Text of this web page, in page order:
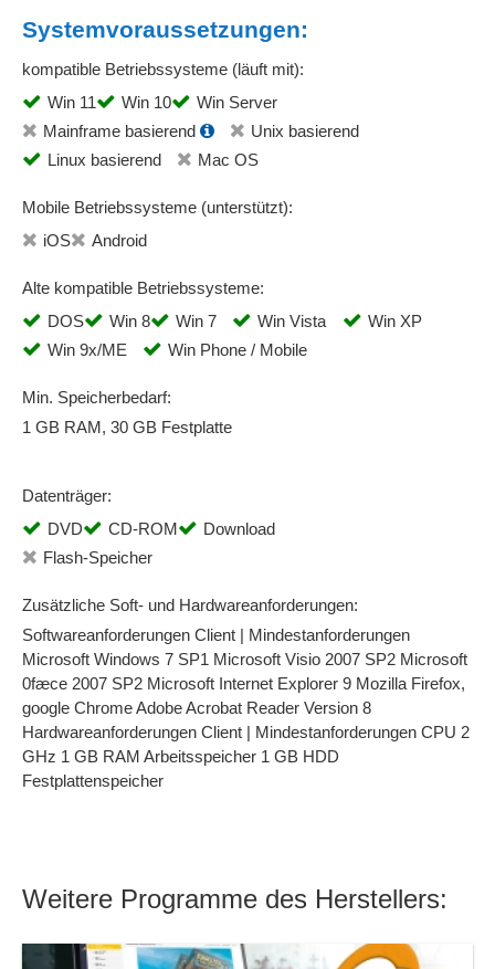
Systemvoraussetzungen:
kompatible Betriebssysteme (läuft mit):
Win 11
Win 10
Win Server
Mainframe basierend
Unix basierend
Linux basierend
Mac OS
Mobile Betriebssysteme (unterstützt):
iOS
Android
Alte kompatible Betriebssysteme:
DOS
Win 8 Win 7 Win Vista
Win XP
Win 9x/ME
Win Phone / Mobile
Min. Speicherbedarf:
1 GB RAM, 30 GB Festplatte
Datenträger:
DVD
CD-ROM
Download
Flash-Speicher
Zusätzliche Soft- und Hardwareanforderungen:
Softwareanforderungen Client | Mindestanforderungen
Microsoft Windows 7 SP1 Microsoft Visio 2007 SP2 Microsoft
0fæce 2007 SP2 Microsoft Internet Explorer 9 Mozilla Firefox,
google Chrome Adobe Acrobat Reader Version 8
Hardwareanforderungen Client | Mindestanforderungen CPU 2
GHz 1 GB RAM Arbeitsspeicher 1 GB HDD
Festplattenspeicher
Weitere Programme des Herstellers: